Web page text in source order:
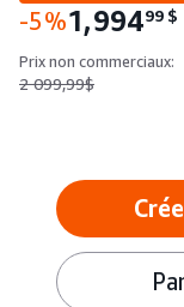
entreprises
-5%1,99499 $
Prix non commerciaux:
2 099,99$